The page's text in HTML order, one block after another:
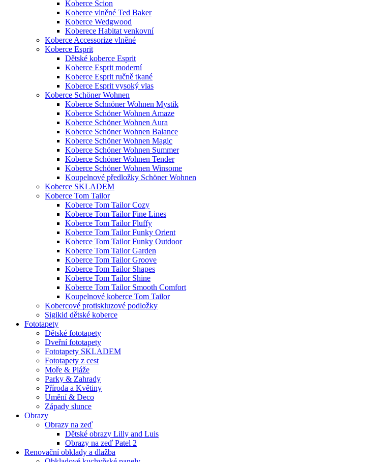
Koberce Scion
Koberce vlněné Ted Baker
Koberce Wedgwood
Koberece Habitat venkovní
Koberce Accessorize vlněné
Koberce Esprit
Dětské koberce Esprit
Koberce Esprit moderní
Koberce Esprit ručně tkané
Koberce Esprit vysoký vlas
Koberce Schöner Wohnen
Koberce Schnöner Wohnen Mystik
Koberce Schöner Wohnen Amaze
Koberce Schöner Wohnen Aura
Koberce Schöner Wohnen Balance
Koberce Schöner Wohnen Magic
Koberce Schöner Wohnen Summer
Koberce Schöner Wohnen Tender
Koberce Schöner Wohnen Winsome
Koupelnové předložky Schöner Wohnen
Koberce SKLADEM
Koberce Tom Tailor
Koberce Tom Tailor Cozy
Koberce Tom Tailor Fine Lines
Koberce Tom Tailor Fluffy
Koberce Tom Tailor Funky Orient
Koberce Tom Tailor Funky Outdoor
Koberce Tom Tailor Garden
Koberce Tom Tailor Groove
Koberce Tom Tailor Shapes
Koberce Tom Tailor Shine
Koberce Tom Tailor Smooth Comfort
Koupelnové koberce Tom Tailor
Kobercové protiskluzové podložky
Sigikid dětské koberce
Fototapety
Dětské fototapety
Dveřní fototapety
Fototapety SKLADEM
Fototapety z cest
Moře & Pláže
Parky & Zahrady
Příroda a Květiny
Umění & Deco
Západy slunce
Obrazy
Obrazy na zeď
Dětské obrazy Lilly and Luis
Obrazy na zeď Patel 2
Renovační obklady a dlažba